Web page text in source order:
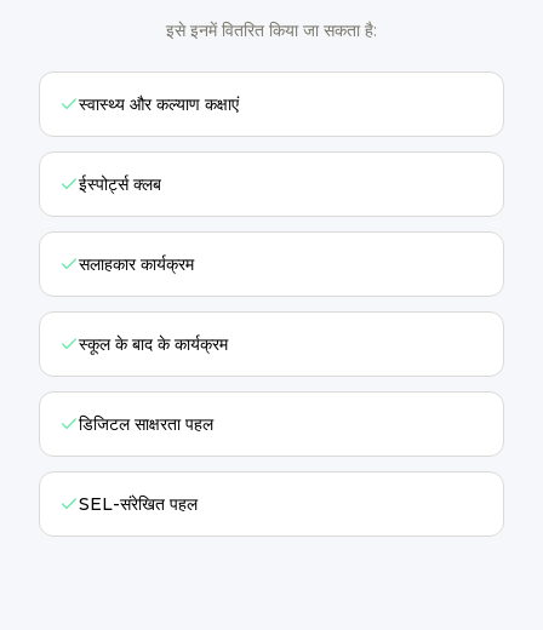
इसे इनमें वितरित किया जा सकता है:
स्वास्थ्य और कल्याण कक्षाएं
ईस्पोर्ट्स क्लब
सलाहकार कार्यक्रम
स्कूल के बाद के कार्यक्रम
डिजिटल साक्षरता पहल
SEL-संरेखित पहल